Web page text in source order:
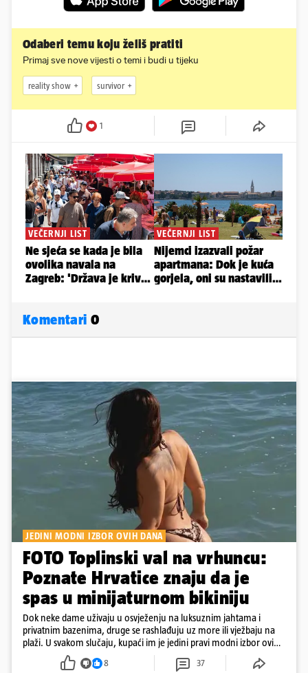
Odaberi temu koju želiš pratiti
Primaj sve nove vijesti o temi i budi u tijeku
reality show survivor
1
Komentari 0
JEDINI MODNI IZBOR OVIH DANA
FOTO Toplinski val na vrhuncu:
Poznate Hrvatice znaju da je
spas u minijaturnom bikiniju
Dok neke dame uživaju u osvježenju na luksuznim jahtama i
privatnim bazenima, druge se rashlađuju uz more ili vježbaju na
plaži. U svakom slučaju, kupaći im je jedini pravi modni izbor ovih
8 37